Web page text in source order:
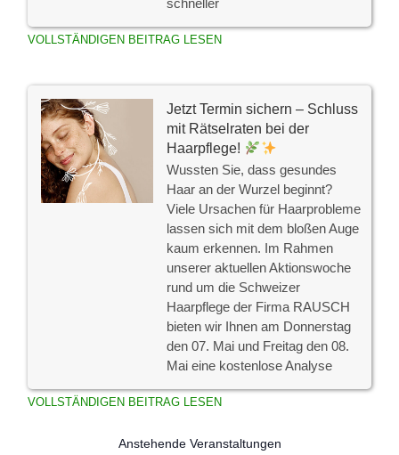
schneller
VOLLSTÄNDIGEN BEITRAG LESEN
Jetzt Termin sichern – Schluss
mit Rätselraten bei der
Haarpflege!
Wussten Sie, dass gesundes
Haar an der Wurzel beginnt?
Viele Ursachen für Haarprobleme
lassen sich mit dem bloßen Auge
kaum erkennen. Im Rahmen
unserer aktuellen Aktionswoche
rund um die Schweizer
Haarpflege der Firma RAUSCH
bieten wir Ihnen am Donnerstag
den 07. Mai und Freitag den 08.
Mai eine kostenlose Analyse
VOLLSTÄNDIGEN BEITRAG LESEN
Anstehende Veranstaltungen